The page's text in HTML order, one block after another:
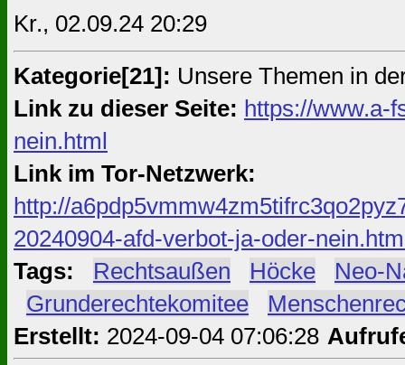
Kr., 02.09.24 20:29
Kategorie[21]: Unsere Themen in
Link zu dieser Seite: https://www.a-
nein.html
Link im Tor-Netzwerk:
http://
20240904-afd-verbot-ja-oder-
Tags:
Rechtsaußen Höcke
Neo-
Grunderechtekomitee
Erstellt: 2024-09-04 07:06:28